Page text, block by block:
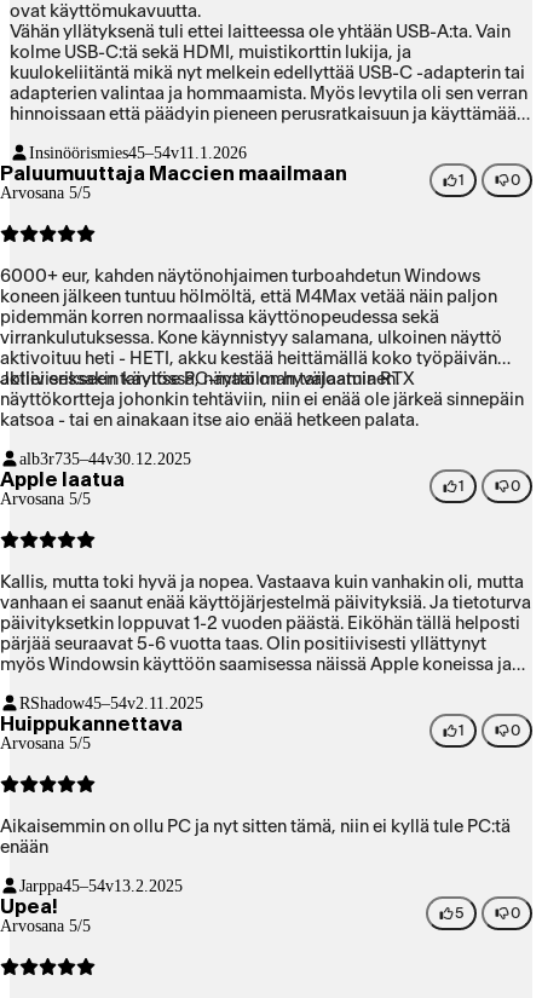
ovat käyttömukavuutta.
Vähän yllätyksenä tuli ettei laitteessa ole yhtään USB-A:ta. Vain
kolme USB-C:tä sekä HDMI, muistikorttin lukija, ja
kuulokeliitäntä mikä nyt melkein edellyttää USB-C -adapterin tai
adapterien valintaa ja hommaamista. Myös levytila oli sen verran
hinnoissaan että päädyin pieneen perusratkaisuun ja käyttämään
Insinöörismies45–54v11.1.2026
Paluumuuttaja Maccien maailmaan
Arvosana 5/5
1 0
6000+ eur, kahden näytönohjaimen turboahdetun Windows
koneen jälkeen tuntuu hölmöltä, että M4Max vetää näin paljon
pidemmän korren normaalissa käyttönopeudessa sekä
virrankulutuksessa. Kone käynnistyy salamana, ulkoinen näyttö
aktivoituu heti - HETI, akku kestää heittämällä koko työpäivän
aktiivisessakin käytössä, näyttö on hyvälaatuinen.
Jollei erikseen tarvitse PC-maailman tarjoamia RTX
näyttökortteja johonkin tehtäviin, niin ei enää ole järkeä sinnepäin
katsoa - tai en ainakaan itse aio enää hetkeen palata.
alb3r735–44v30.12.2025
Apple laatua
Arvosana 5/5
1 0
Kallis, mutta toki hyvä ja nopea. Vastaava kuin vanhakin oli, mutta
vanhaan ei saanut enää käyttöjärjestelmä päivityksiä. Ja tietoturva
päivityksetkin loppuvat 1-2 vuoden päästä. Eiköhän tällä helposti
pärjää seuraavat 5-6 vuotta taas. Olin positiivisesti yllättynyt
myös Windowsin käyttöön saamisessa näissä Apple koneissa ja
koneissa aikanaan fusionin kanssa. Toki vanhoja Intel imageja ei
saanut siirrettyä, mutta Windows käyttötarve nykyään muutenkin
olematon joten ei väliä itselle enää niillä vanhoilla.
RShadow45–54v2.11.2025
Huippukannettava
Arvosana 5/5
1 0
Aikaisemmin on ollu PC ja nyt sitten tämä, niin ei kyllä tule PC:tä
enään
Jarppa45–54v13.2.2025
Upea!
Arvosana 5/5
5 0